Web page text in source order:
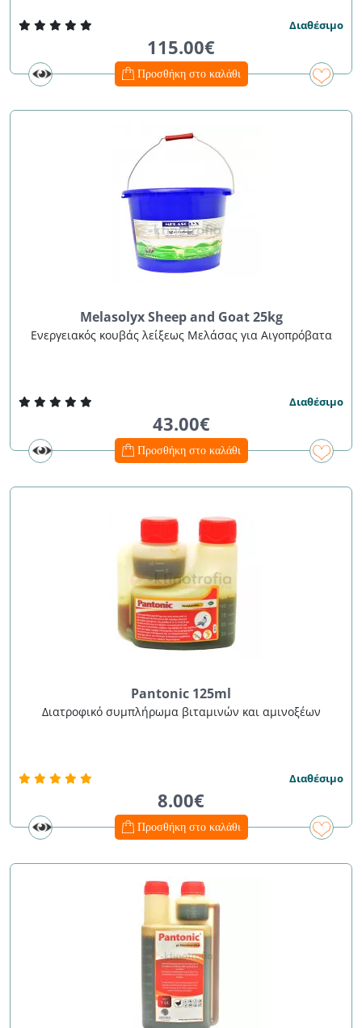
Διαθέσιμο
115.00€
Προσθήκη στο καλάθι
Melasolyx Sheep and Goat 25kg
Ενεργειακός κουβάς λείξεως Μελάσας για Αιγοπρόβατα
Διαθέσιμο
43.00€
Προσθήκη στο καλάθι
Pantonic 125ml
Διατροφικό συμπλήρωμα βιταμινών και αμινοξέων
Διαθέσιμο
8.00€
Προσθήκη στο καλάθι